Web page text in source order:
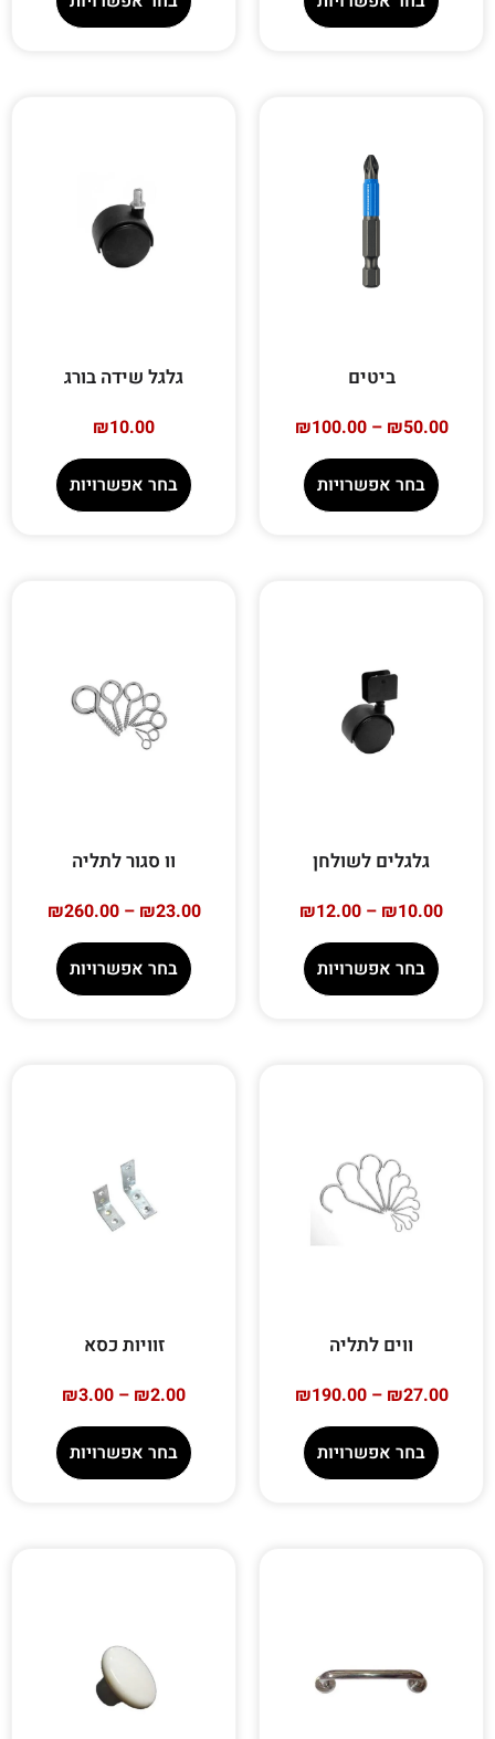
ביטים
₪50.00
–
₪100.00
בחר אפשרויות
גלגל שידה בורג
₪10.00
בחר אפשרויות
גלגלים לשולחן
₪10.00
–
₪12.00
בחר אפשרויות
וו סגור לתליה
₪23.00
–
₪260.00
בחר אפשרויות
ווים לתליה
₪27.00
–
₪190.00
בחר אפשרויות
זוויות כסא
₪2.00
–
₪3.00
בחר אפשרויות